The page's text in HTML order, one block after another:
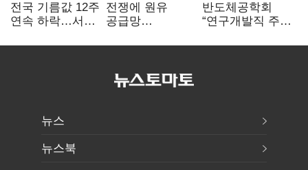
전국 기름값 12주
연속 하락…서울
전쟁에 원유
공급망
정유, 에너지안보
반도체공학회
“연구개발직 주
개선해야”
뉴스
뉴스북